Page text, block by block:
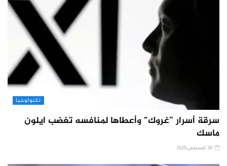
تكنولوجيا
سرقة أسرار “غروك” وأعطاها لمنافسه تغضب ايلون
ماسك